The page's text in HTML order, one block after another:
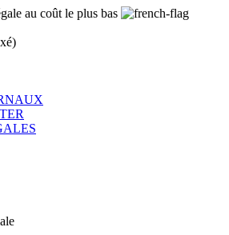
au coût le plus bas